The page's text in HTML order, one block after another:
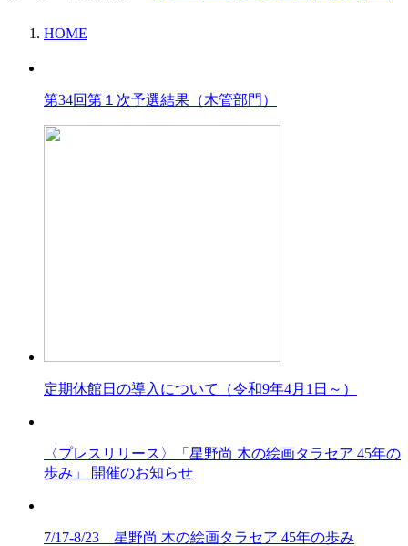
HOME
第34回第１次予選結果（木管部門）
定期休館日の導入について（令和9年4月1日～）
〈プレスリリース〉「星野尚 木の絵画タラセア 45年の
歩み」 開催のお知らせ
7/17-8/23 星野尚 木の絵画タラセア 45年の歩み